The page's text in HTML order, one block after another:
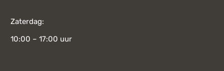
Zaterdag:
10:00 – 17:00 uur